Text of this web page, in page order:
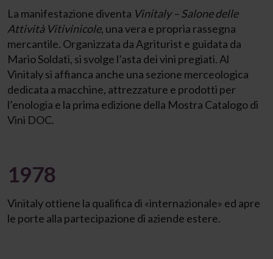
La manifestazione diventa Vinitaly – Salone delle
Attività Vitivinicole, una vera e propria rassegna
mercantile. Organizzata da Agriturist e guidata da
Mario Soldati, si svolge l’asta dei vini pregiati. Al
Vinitaly si affianca anche una sezione merceologica
dedicata a macchine, attrezzature e prodotti per
l’enologia e la prima edizione della Mostra Catalogo di
Vini DOC.
1978
Vinitaly ottiene la qualifica di «internazionale» ed apre
le porte alla partecipazione di aziende estere.